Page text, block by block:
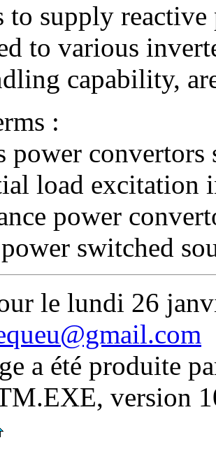
to supply reactive
to various
capability,
:
power
load excitation
power
switched
le lundi 26
a été produite
version